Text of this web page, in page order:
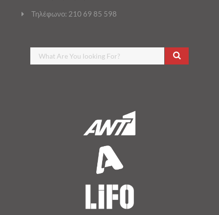
Τηλέφωνο: 210 69 85 598